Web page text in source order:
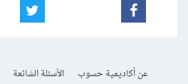
عن أكاديمية حسوب الأسئلة الشائعة